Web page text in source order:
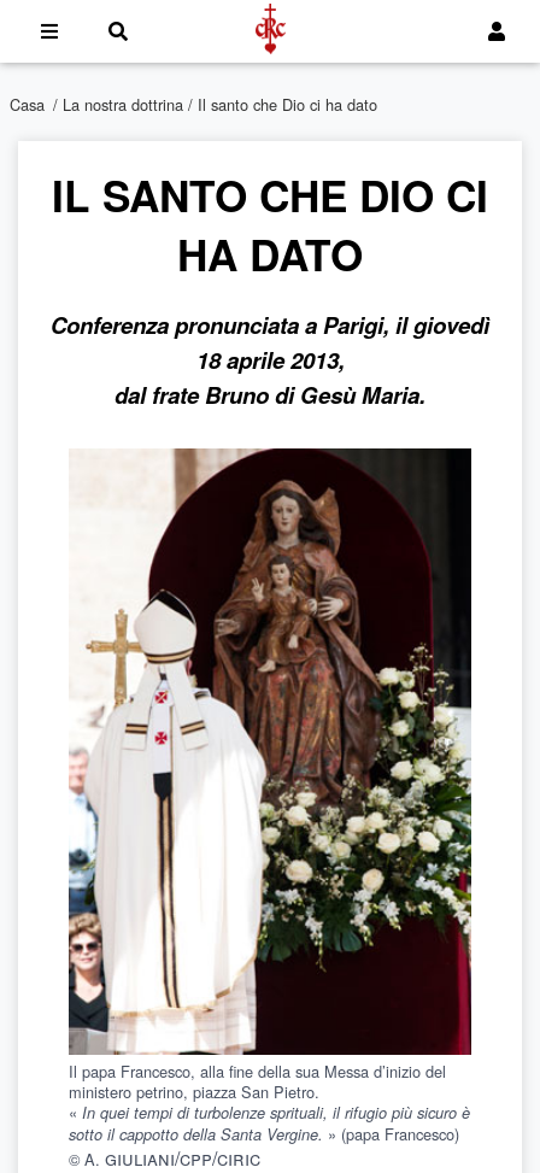
Casa / La nostra dottrina / Il santo che Dio ci ha dato
IL SANTO CHE DIO CI
HA DATO
Conferenza pronunciata a Parigi, il giovedì
18 aprile 2013,
dal frate Bruno di Gesù Maria.
Il papa Francesco, alla fine della sua Messa d’inizio del
ministero petrino, piazza San Pietro.
« In quei tempi di turbolenze sprituali, il rifugio più sicuro è
sotto il cappotto della Santa Vergine. » (papa Francesco)
© A. giuliani/cpp/ciric